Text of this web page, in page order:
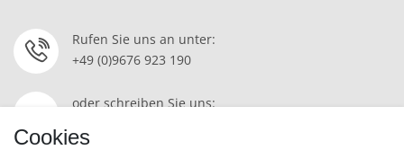
Rufen Sie uns an unter:
+49 (0)9676 923 190
oder schreiben Sie uns:
Cookies